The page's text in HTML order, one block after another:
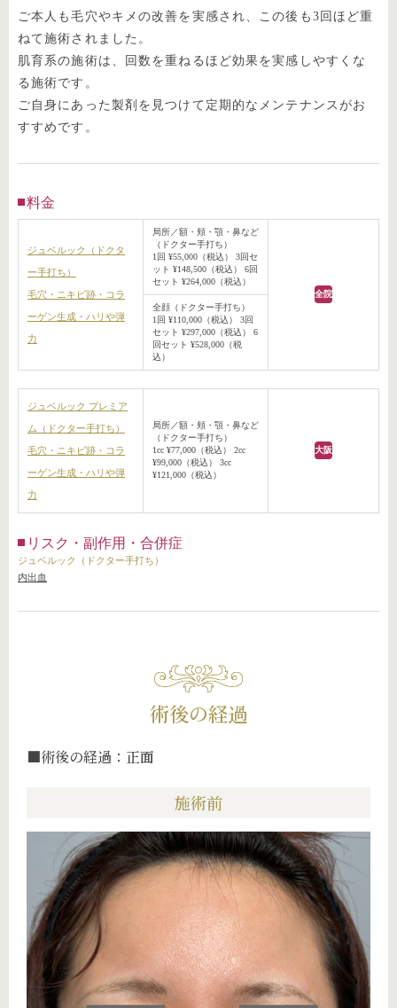
ご本人も毛穴やキメの改善を実感され、この後も3回ほど重
ねて施術されました。
肌育系の施術は、回数を重ねるほど効果を実感しやすくな
る施術です。
ご自身にあった製剤を見つけて定期的なメンテナンスがお
すすめです。
料金
ジュベルック（ドクタ
ー手打ち）
毛穴・ニキビ跡・コラ
ーゲン生成・ハリや弾
力
局所／額・頬・顎・鼻など
（ドクター手打ち）
1回 ¥55,000（税込） 3回セ
ット ¥148,500（税込） 6回
セット ¥264,000（税込）
全院
全顔（ドクター手打ち）
1回 ¥110,000（税込） 3回
セット ¥297,000（税込） 6
回セット ¥528,000（税
込）
ジュベルック プレミア
ム（ドクター手打ち）
毛穴・ニキビ跡・コラ
ーゲン生成・ハリや弾
力
局所／額・頬・顎・鼻など
（ドクター手打ち）
1cc ¥77,000（税込） 2cc
¥99,000（税込） 3cc
¥121,000（税込）
大阪
リスク・副作用・合併症
ジュベルック（ドクター手打ち）
内出血
術後の経過
■術後の経過：正面
施術前